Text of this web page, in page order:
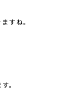
すね。
。